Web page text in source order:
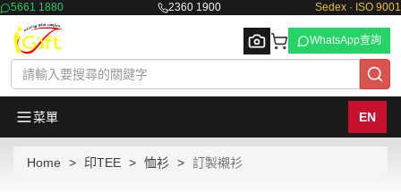
5661 1880 2360 1900 Sedex · ISO 9001
WhatsApp查詢
菜單 EN
Home 印TEE 恤衫 訂製襯衫